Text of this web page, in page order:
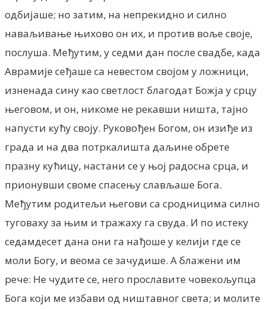
одбијаше; но затим, на непрекидно и силно
наваљивање њихово он их, и против воље своје,
послуша. Међутим, у седми дан после свадбе, када
Аврамије сеђаше са невестом својом у ложници,
изненада сину као светлост благодат Божја у срцу
његовом, и он, никоме не рекавши ништа, тајно
напусти кућу своју. Руковођен Богом, он изиђе из
града и на два потркалишта даљине обрете
празну кућицу, настани се у њој радосна срца, и
прионувши своме спасењу слављаше Бога.
Међутим родитељи његови са сродницима силно
туговаху за њим и тражаху га свуда. И по истеку
седамдесет дана они га нађоше у келији где се
моли Богу, и веома се зачудише. А блажени им
рече: He чудите се, него прославите човекољупца
Бога који ме избави од ништавног света; и молите